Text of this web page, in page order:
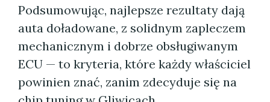
Podsumowując, najlepsze rezultaty dają
auta doładowane, z solidnym zapleczem
mechanicznym i dobrze obsługiwanym
ECU — to kryteria, które każdy właściciel
powinien znać, zanim zdecyduje się na